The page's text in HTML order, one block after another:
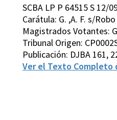
SCBA LP P 64515 S 12/
Carátula: G. ,A. F. s/
Magistrados Votantes:
Tribunal Origen:
Publicación: DJBA 161,
Ver el Texto Completo